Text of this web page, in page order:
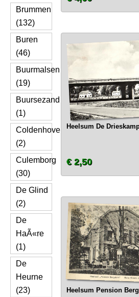
Brummen
(132)
Buren
(46)
Buurmalsen
(19)
Buursezand
(1)
Coldenhove
(2)
Culemborg
(30)
De Glind
(2)
De
HaÃ«re
(1)
De
Heurne
(23)
Heelsum De
€ 2,50
Heelsum Pension